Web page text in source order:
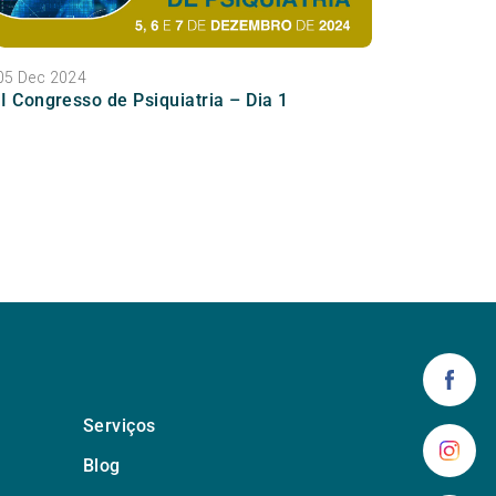
Dec 2024
Congresso de Psiquiatria – Dia 1
Serviços
Blog